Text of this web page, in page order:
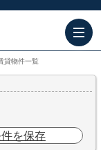
貸物件一覧
を保存